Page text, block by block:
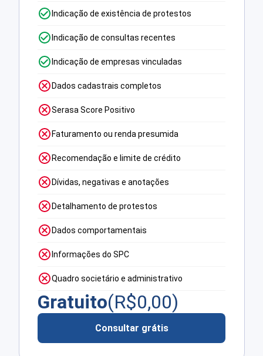
Indicação de existência de protestos
Indicação de consultas recentes
Indicação de empresas vinculadas
Dados cadastrais completos
Serasa Score Positivo
Faturamento ou renda presumida
Recomendação e limite de crédito
Dívidas, negativas e anotações
Detalhamento de protestos
Dados comportamentais
Informações do SPC
Quadro societário e administrativo
Gratuito(R$0,00)
Consultar grátis